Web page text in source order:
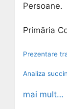
Persoane.
Primăria
Prezentare
Analiza
mai mult…